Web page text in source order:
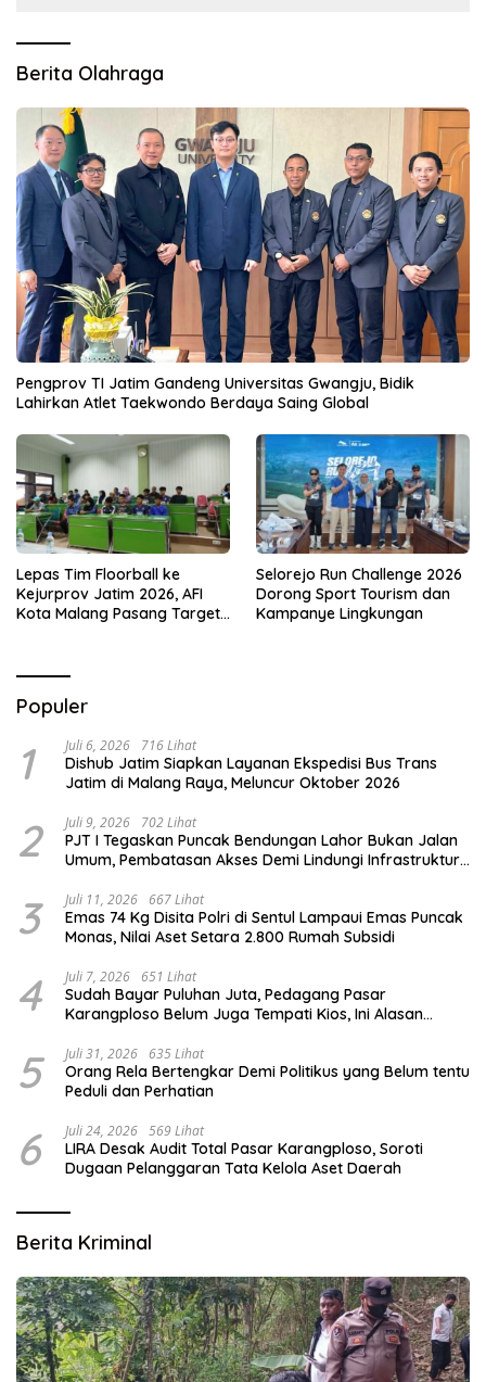
Berita Olahraga
Pengprov TI Jatim Gandeng Universitas Gwangju, Bidik
Lahirkan Atlet Taekwondo Berdaya Saing Global
Lepas Tim Floorball ke
Kejurprov Jatim 2026, AFI
Kota Malang Pasang Target
Selorejo Run Challenge 2026
Dorong Sport Tourism dan
Kampanye Lingkungan
Populer
1 Juli 6, 2026 716 Lihat
Dishub Jatim Siapkan Layanan Ekspedisi Bus Trans
Jatim di Malang Raya, Meluncur Oktober 2026
2 Juli 9, 2026 702 Lihat
PJT I Tegaskan Puncak Bendungan Lahor Bukan Jalan
Umum, Pembatasan Akses Demi Lindungi Infrastruktur
3 Juli 11, 2026 667 Lihat
Emas 74 Kg Disita Polri di Sentul Lampaui Emas Puncak
Monas, Nilai Aset Setara 2.800 Rumah Subsidi
4 Juli 7, 2026 651 Lihat
Sudah Bayar Puluhan Juta, Pedagang Pasar
Karangploso Belum Juga Tempati Kios, Ini Alasan
5 Juli 31, 2026 635 Lihat
Orang Rela Bertengkar Demi Politikus yang Belum tentu
Peduli dan Perhatian
6 Juli 24, 2026 569 Lihat
LIRA Desak Audit Total Pasar Karangploso, Soroti
Dugaan Pelanggaran Tata Kelola Aset Daerah
Berita Kriminal